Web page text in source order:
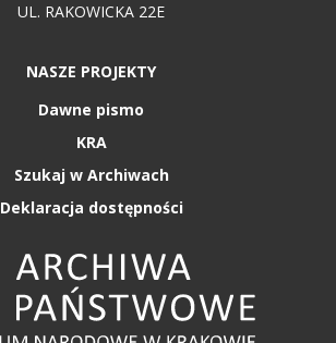
UL. RAKOWICKA 22E
NASZE PROJEKTY
Dawne pismo
KRA
Szukaj w Archiwach
Deklaracja dostępności